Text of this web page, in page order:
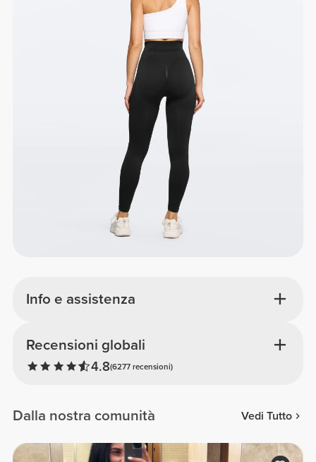
Info e assistenza
Recensioni globali
4.8(6277 recensioni)
Dalla nostra comunità Vedi Tutto